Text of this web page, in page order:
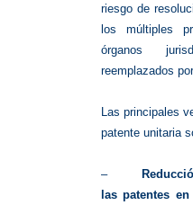
riesgo de
los múltiples
órganos
reemplazados
Las principales
patente unitaria
–
las patentes